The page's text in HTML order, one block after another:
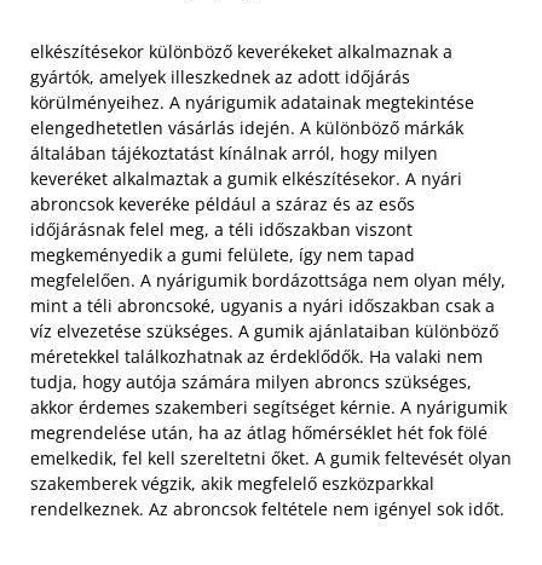
elkészítésekor különböző keverékeket alkalmaznak a
gyártók, amelyek illeszkednek az adott időjárás
körülményeihez. A nyárigumik adatainak megtekintése
elengedhetetlen vásárlás idején. A különböző márkák
általában tájékoztatást kínálnak arról, hogy milyen
keveréket alkalmaztak a gumik elkészítésekor. A nyári
abroncsok keveréke például a száraz és az esős
időjárásnak felel meg, a téli időszakban viszont
megkeményedik a gumi felülete, így nem tapad
megfelelően. A nyárigumik bordázottsága nem olyan mély,
mint a téli abroncsoké, ugyanis a nyári időszakban csak a
víz elvezetése szükséges. A gumik ajánlataiban különböző
méretekkel találkozhatnak az érdeklődők. Ha valaki nem
tudja, hogy autója számára milyen abroncs szükséges,
akkor érdemes szakemberi segítséget kérnie. A nyárigumik
megrendelése után, ha az átlag hőmérséklet hét fok fölé
emelkedik, fel kell szereltetni őket. A gumik feltevését olyan
szakemberek végzik, akik megfelelő eszközparkkal
rendelkeznek. Az abroncsok feltétele nem igényel sok időt.